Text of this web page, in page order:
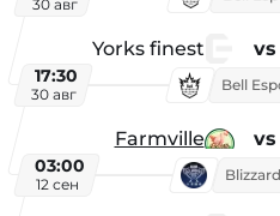
30 авг
Yorks finest vs
17:30
30 авг
Farmville vs
03:00
12 сен